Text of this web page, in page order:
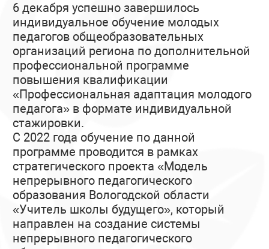
6 декабря успешно завершилось
индивидуальное обучение молодых
педагогов общеобразовательных
организаций региона по дополнительной
профессиональной программе
повышения квалификации
«Профессиональная адаптация молодого
педагога» в формате индивидуальной
стажировки.
С 2022 года обучение по данной
программе проводится в рамках
стратегического проекта «Модель
непрерывного педагогического
образования Вологодской области
«Учитель школы будущего», который
направлен на создание системы
непрерывного педагогического